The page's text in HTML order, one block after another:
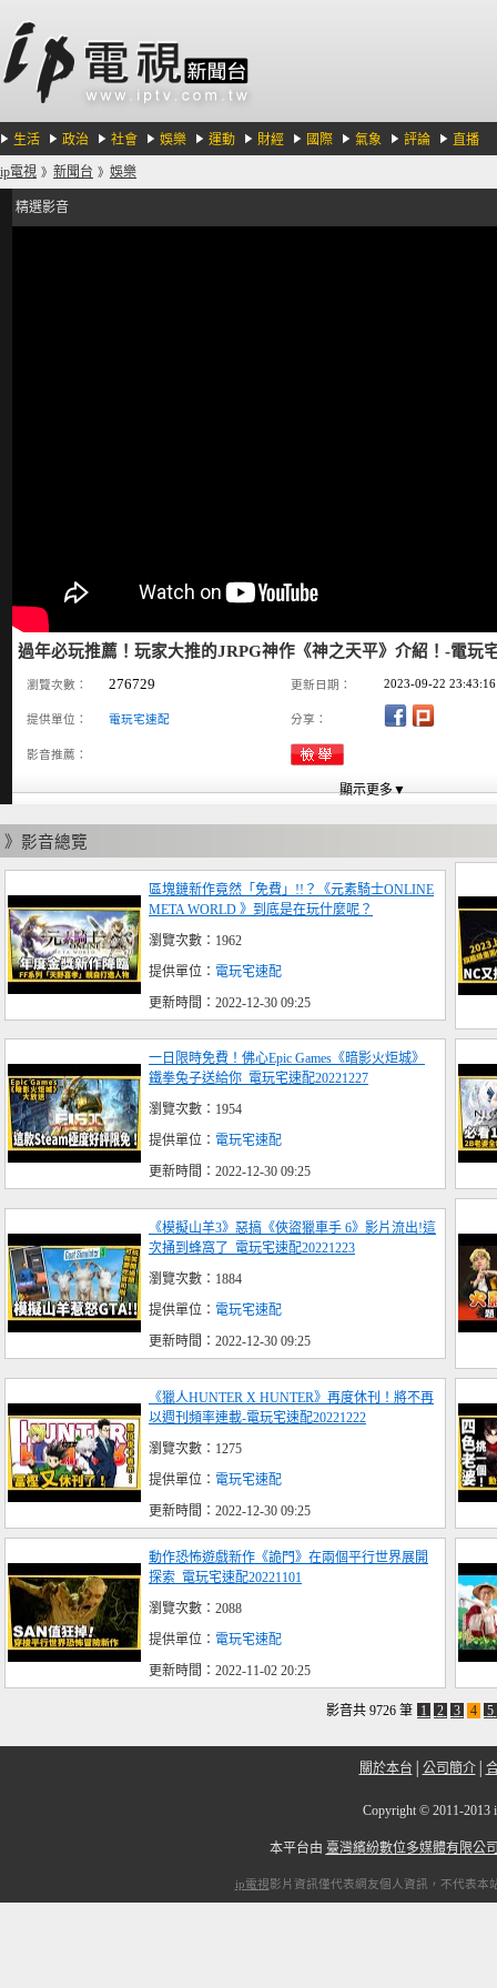
生活 政治 社會 娛樂 運動 財經 國際 氣象 評論 直播
ip電視 》 新聞台 》 娛樂
精選影音
過年必玩推薦！玩家大推的JRPG神作《神之天平》介紹！-電玩
瀏覽次數： 276729 更新日期： 2023-09-22 23:43:16
提供單位： 電玩宅速配 分享：
影音推薦：
》影音總覽
區塊鏈新作竟然「免費」!!？《元素騎士ONLINE
META WORLD 》到底是在玩什麼呢？
瀏覽次數：1962
提供單位： 電玩宅速配
更新時間：2022-12-30 09:25
一日限時免費！佛心Epic Games《暗影火炬城》
鐵拳兔子送給你_電玩宅速配20221227
瀏覽次數：1954
提供單位： 電玩宅速配
更新時間：2022-12-30 09:25
《模擬山羊3》惡搞《俠盜獵車手 6》影片流出!這
次捅到蜂窩了_電玩宅速配20221223
瀏覽次數：1884
提供單位： 電玩宅速配
更新時間：2022-12-30 09:25
《獵人HUNTER X HUNTER》再度休刊！將不再
以週刊頻率連載-電玩宅速配20221222
瀏覽次數：1275
提供單位： 電玩宅速配
更新時間：2022-12-30 09:25
動作恐怖遊戲新作《詭門》在兩個平行世界展開
探索_電玩宅速配20221101
瀏覽次數：2088
提供單位： 電玩宅速配
更新時間：2022-11-02 20:25
影音共 9726 筆 1 2 3 4 5
關於本台 公司簡介│
Copyright © 2011-
本平台由 臺灣繽紛數位多媒體有限公
ip電視影片資訊僅代表網友個人資訊，不代表本